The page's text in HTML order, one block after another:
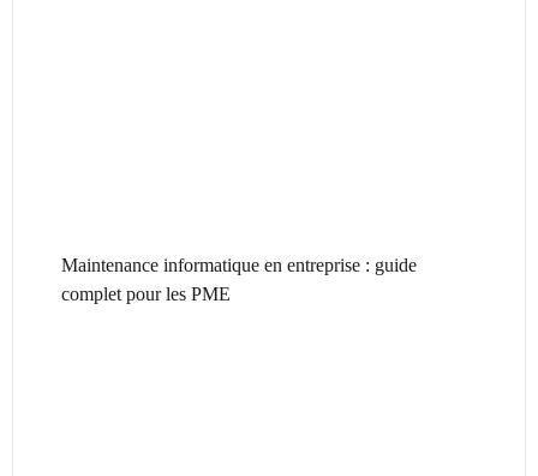
Maintenance informatique en entreprise : guide
complet pour les PME